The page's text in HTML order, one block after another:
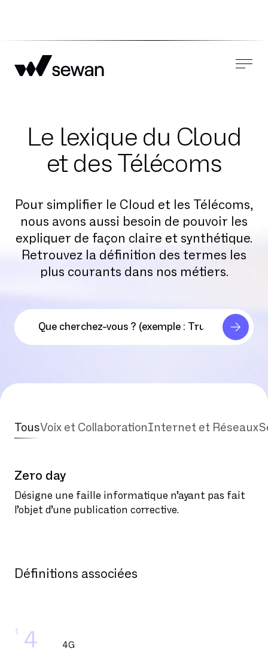
Le lexique du Cloud
et des Télécoms
Pour simplifier le Cloud et les Télécoms,
nous avons aussi besoin de pouvoir les
expliquer de façon claire et synthétique.
Retrouvez la définition des termes les
plus courants dans nos métiers.
TousVoix et CollaborationInternet et Réseaux
4
1
4G
Zero day
Désigne une faille informatique n’ayant pas fait
l’objet d’une publication corrective.
Définitions associées